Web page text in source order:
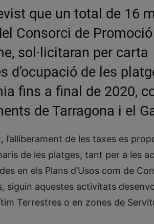
que un total de 16
Consorci de
sol·licitaran per carta
d’ocupació de les
fins a final de 2020,
de Tarragona i el
l’alliberament de les taxes es
de les platges, tant per a les
en els Plans d’Usos com de
siguin aquestes activitats
Terrestres o en zones de